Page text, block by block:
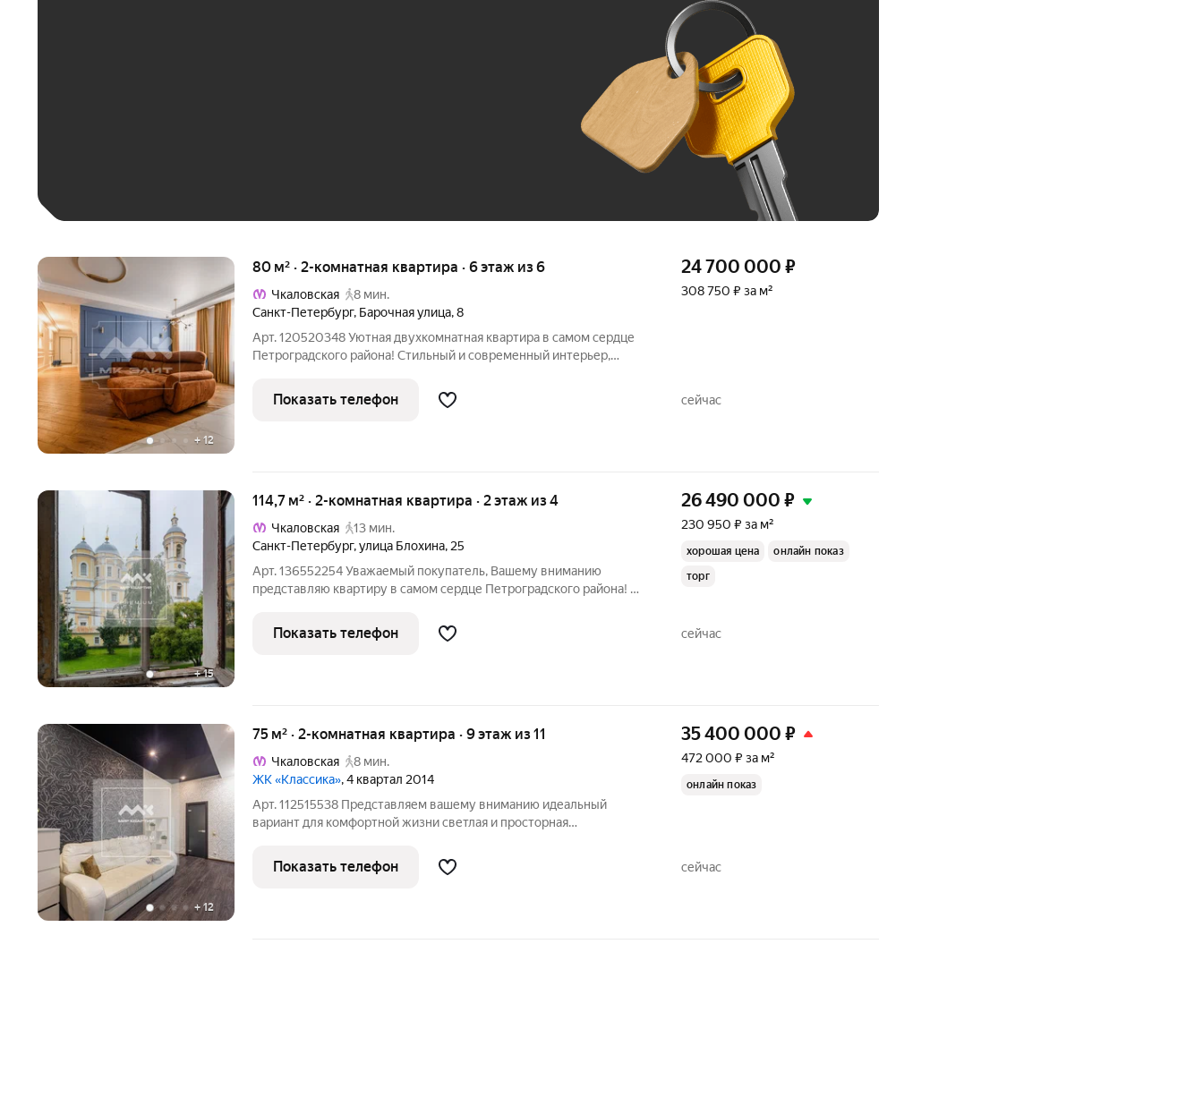
+ 12
80 м² · 2-комнатная квартира · 6 этаж из 6
Чкаловская
8 мин.
Санкт-Петербург, Барочная улица,8
Арт. 120520348 Уютная двухкомнатная квартира в самом сердце
Петроградского района! Стильный и современный интерьер,
дорогостоящих отделочных материалов. Планировочное решение
квартиры включает:
24 700 000 ₽
308 750 ₽ за м²
Показать телефон сейчас
+15
114,7 м² · 2-комнатная квартира · 2 этаж из 4
Чкаловская
13 мин.
Санкт-Петербург,улица Блохина, 25
Арт. 136552254 Уважаемый покупатель, Вашему вниманию
представляю квартиру в самом сердце Петроградского района! О
главному архитектору Дворца спорта "Юбилейный", прямой вид
на Князь Владимирский
26 490 000 ₽
230 950 ₽ за м²
хорошая цена
онлайн показ
торг
Показать телефон сейчас
+12
75 м² · 2-комнатная квартира · 9 этаж из 11
Чкаловская
8 мин.
ЖК «Классика», 4 квартал 2014
Арт. 112515538 Представляем вашему вниманию идеальный
вариант для комфортной жизни светлая и просторная
наслаждаться открыточными видами прямо с балкона. Жилой
комплекс «Классика» гармонично
35 400 000 ₽
472 000 ₽ за м²
онлайн показ
Показать телефон сейчас